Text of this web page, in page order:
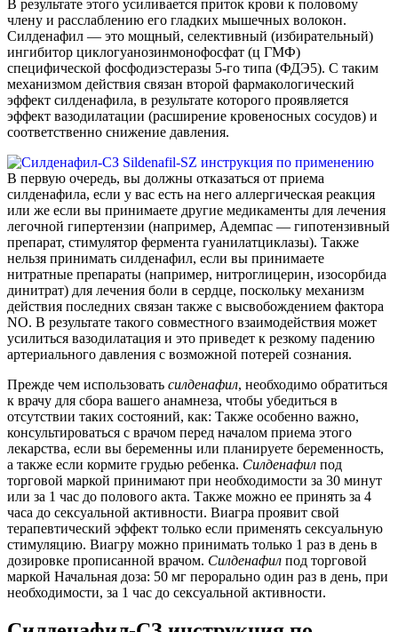
В результате этого усиливается приток крови к половому
члену и расслаблению его гладких мышечных волокон.
Силденафил — это мощный, селективный (избирательный)
ингибитор циклогуанозинмонофосфат (ц ГМФ)
специфической фосфодиэстеразы 5-го типа (ФДЭ5). С таким
механизмом действия связан второй фармакологический
эффект силденафила, в результате которого проявляется
эффект вазодилатации (расширение кровеносных сосудов) и
соответственно снижение давления.
В первую очередь, вы должны отказаться от приема
силденафила, если у вас есть на него аллергическая реакция
или же если вы принимаете другие медикаменты для лечения
легочной гипертензии (например, Адемпас — гипотензивный
препарат, стимулятор фермента гуанилатциклазы). Также
нельзя принимать силденафил, если вы принимаете
нитратные препараты (например, нитроглицерин, изосорбида
динитрат) для лечения боли в сердце, поскольку механизм
действия последних связан также с высвобождением фактора
NO. В результате такого совместного взаимодействия может
усилиться вазодилатация и это приведет к резкому падению
артериального давления с возможной потерей сознания.
Прежде чем использовать силденафил, необходимо обратиться
к врачу для сбора вашего анамнеза, чтобы убедиться в
отсутствии таких состояний, как: Также особенно важно,
консультироваться с врачом перед началом приема этого
лекарства, если вы беременны или планируете беременность,
а также если кормите грудью ребенка. Силденафил под
торговой маркой принимают при необходимости за 30 минут
или за 1 час до полового акта. Также можно ее принять за 4
часа до сексуальной активности. Виагра проявит свой
терапевтический эффект только если применять сексуальную
стимуляцию. Виагру можно принимать только 1 раз в день в
дозировке прописанной врачом. Силденафил под торговой
маркой Начальная доза: 50 мг перорально один раз в день, при
необходимости, за 1 час до сексуальной активности.